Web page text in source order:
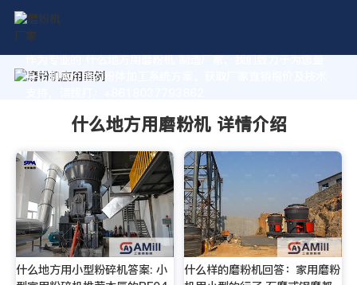
作为专业的 什么地方用磨粉机 制造厂家，我们致力于为您量
身定制高价值的粉体加工系统方案。获取厂家直销报价及技术
什么地方用磨粉机 详情介绍
什么地方用小型粉碎机答案: 小
什么样的磨粉机回答：家用磨粉